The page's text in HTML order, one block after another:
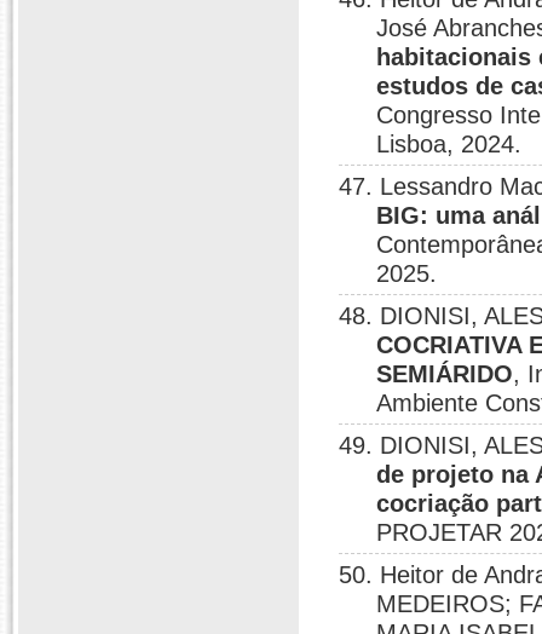
José
habitacionais
estudos de
Congresso
Lisboa, 2024.
47. Lessandro
BIG: uma
2025.
48. DIONISI,
COCRIATIVA
SEMIÁRIDO,
Ambiente
49. DIONISI,
de projeto na
cocriação
PROJETAR
50. Heitor de
MEDEIROS;